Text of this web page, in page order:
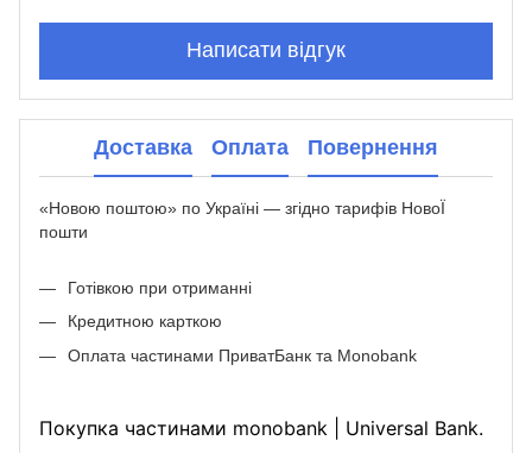
Написати відгук
Доставка Оплата Повернення
«Новою поштою» по Україні — згідно тарифів НовоЇ
пошти
Готівкою при отриманні
Кредитною карткою
Оплата частинами ПриватБанк та Monobank
Покупка частинами monobank | Universal Bank.